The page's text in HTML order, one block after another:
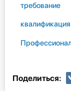
требование
квалификация
Поделиться: